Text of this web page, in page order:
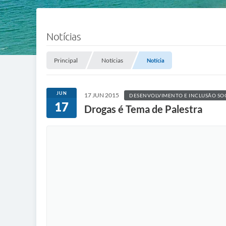
Notícias
Principal Notícias Notícia
JUN
17
17 JUN 2015 DESENVOLVIMENTO E INCLUSÃO
Drogas é Tema de Palestra